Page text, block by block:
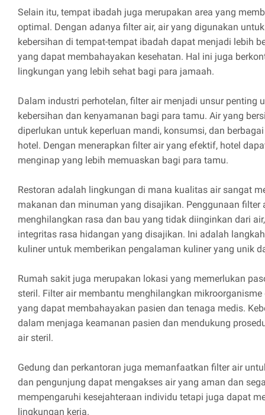
Selain itu, tempat ibadah juga merupakan area yang
optimal. Dengan adanya filter air, air yang digunakan
kebersihan di tempat-tempat ibadah dapat menjadi lebih
yang dapat membahayakan kesehatan. Hal ini juga
lingkungan yang lebih sehat bagi para jamaah.
Dalam industri perhotelan, filter air menjadi unsur penting
kebersihan dan kenyamanan bagi para tamu. Air yang
diperlukan untuk keperluan mandi, konsumsi, dan
hotel. Dengan menerapkan filter air yang efektif, hotel
menginap yang lebih memuaskan bagi para tamu.
Restoran adalah lingkungan di mana kualitas air sangat
makanan dan minuman yang disajikan. Penggunaan filter
menghilangkan rasa dan bau yang tidak diinginkan dari
integritas rasa hidangan yang disajikan. Ini adalah
kuliner untuk memberikan pengalaman kuliner yang unik
Rumah sakit juga merupakan lokasi yang memerlukan
steril. Filter air membantu menghilangkan
yang dapat membahayakan pasien dan tenaga medis.
dalam menjaga keamanan pasien dan mendukung
air steril.
Gedung dan perkantoran juga memanfaatkan filter air
dan pengunjung dapat mengakses air yang aman dan
mempengaruhi kesejahteraan individu tetapi juga dapat
lingkungan kerja.